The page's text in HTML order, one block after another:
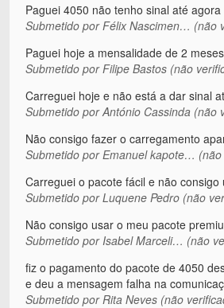
Paguei 4050 não tenho sinal até agora
Submetido porFélix Nascimen… (não
Paguei hoje a mensalidade de 2
Submetido porFilipe Bastos (não
Carreguei hoje e não está a dar sinal
Submetido porAntónio Cassinda (não
Não consigo fazer o carregamento
Submetido porEmanuel kapote… (não
Carreguei o pacote fácil e não consigo
Submetido porLuquene Pedro (não
Não consigo usar o meu pacote
Submetido por Isabel Marceli… (não
fiz o pagamento do pacote de 4050
e deu a mensagem falha na
Submetido por Rita Neves (não